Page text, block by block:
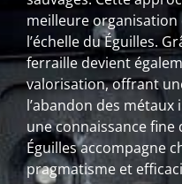
meilleure organisation
l’échelle du Éguilles.
ferraille devient
valorisation, offrant
l’abandon des métaux
une connaissance
Éguilles accompagne
pragmatisme et